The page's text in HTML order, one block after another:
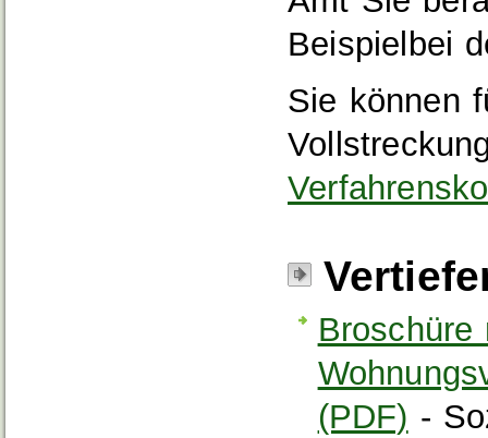
Beispielbei
Sie können
(PDF) -